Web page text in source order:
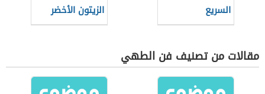
السريع
الزيتون الأخضر
على الطريقة
مقالات من تصنيف فن الطهي